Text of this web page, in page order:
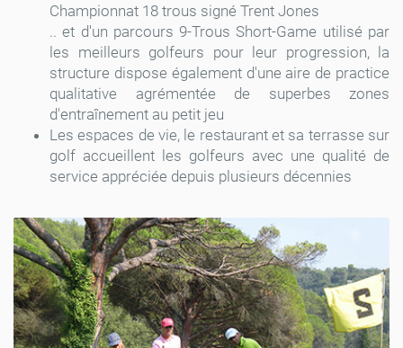
Championnat 18 trous signé Trent Jones
.. et d'un parcours 9-Trous Short-Game utilisé par
les meilleurs golfeurs pour leur progression, la
structure dispose également d'une aire de practice
qualitative agrémentée de superbes zones
d'entraînement au petit jeu
Les espaces de vie, le restaurant et sa terrasse sur
golf accueillent les golfeurs avec une qualité de
service appréciée depuis plusieurs décennies